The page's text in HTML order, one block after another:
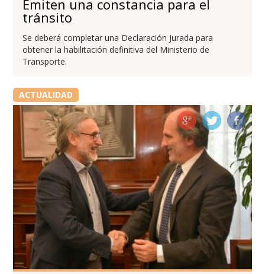
Emiten una constancia para el
tránsito
Se deberá completar una Declaración Jurada para
obtener la habilitación definitiva del Ministerio de
Transporte.
ACTUALIDAD